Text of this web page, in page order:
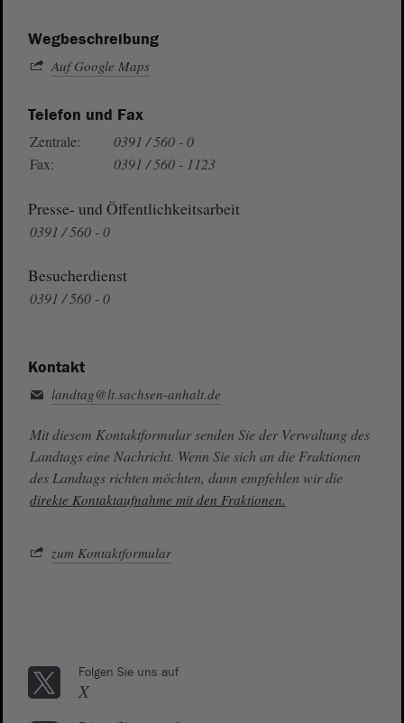
Wegbeschreibung
Auf Google Maps
Telefon und Fax
Zentrale:
0391 / 560 - 0
Fax:
0391 / 560 - 1123
Presse- und Öffentlichkeitsarbeit
0391 / 560 - 0
Besucherdienst
0391 / 560 - 0
Kontakt
landtag@lt.sachsen-anhalt.de
Mit diesem Kontaktformular senden Sie der Verwaltung des
Landtags eine Nachricht. Wenn Sie sich an die Fraktionen
des Landtags richten möchten, dann empfehlen wir die
direkte Kontaktaufnahme mit den Fraktionen.
zum Kontaktformular
Folgen Sie uns auf
X